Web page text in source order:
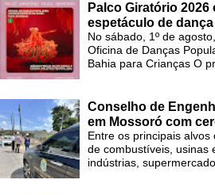
Palco Giratório
espetáculo de
No sábado, 1º de
Oficina de Danças
Bahia para Crianças O
Conselho de
em Mossoró com
Entre os principais
de combustíveis, usinas
indústrias,